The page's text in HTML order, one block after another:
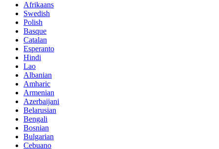
Afrikaans
Swedish
Polish
Basque
Catalan
Esperanto
Hindi
Lao
Albanian
Amharic
Armenian
Azerbaijani
Belarusian
Bengali
Bosnian
Bulgarian
Cebuano